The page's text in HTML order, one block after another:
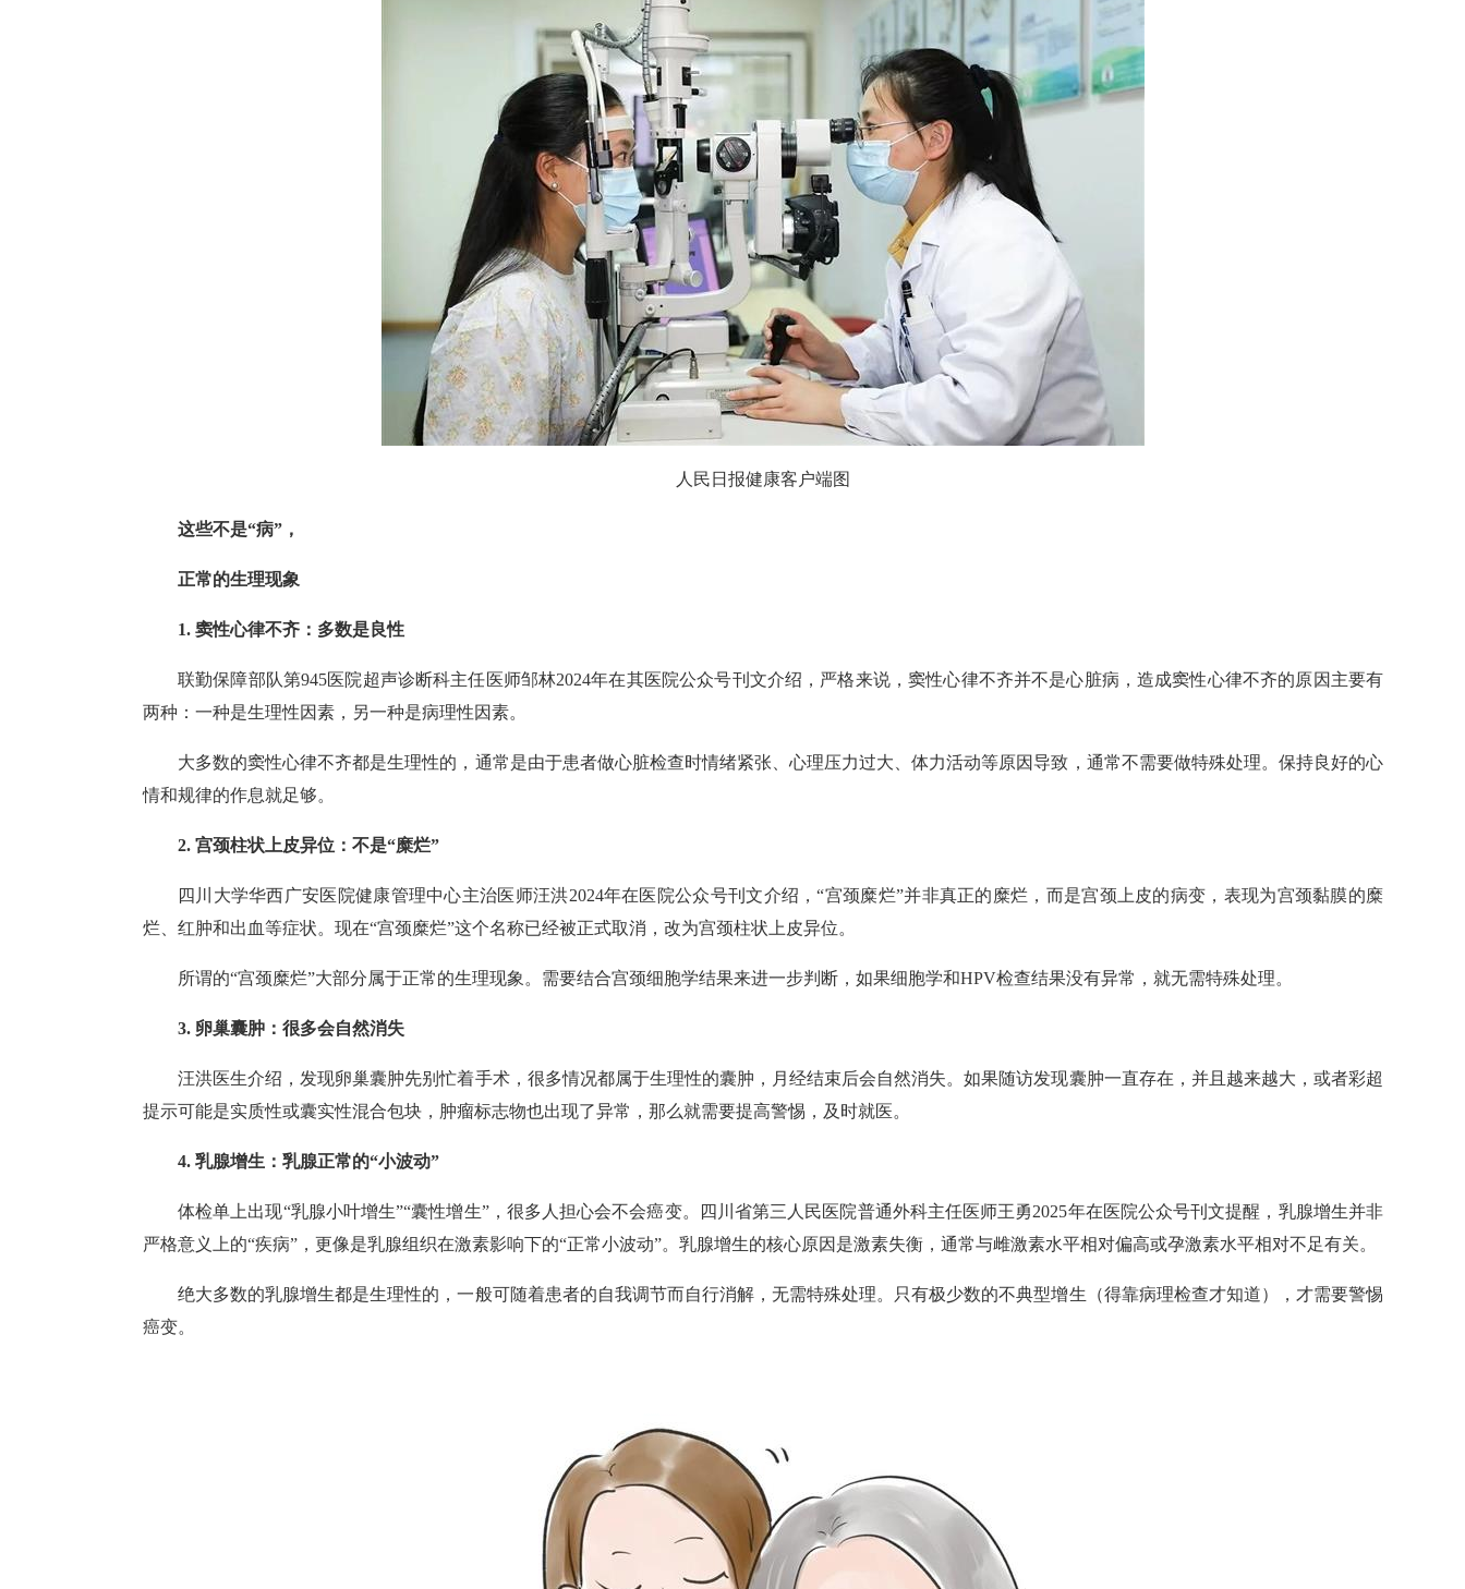
人民日报健康客户端图
这些不是“病”，
正常的生理现象
1. 窦性心律不齐：多数是良性
联勤保障部队第945医院超声诊断科主任医师邹林2024年在其医院公众号刊文介绍，严格来说，窦性心律不齐并不是心脏病，造成窦性心律不齐的原因主要有
两种：一种是生理性因素，另一种是病理性因素。
大多数的窦性心律不齐都是生理性的，通常是由于患者做心脏检查时情绪紧张、心理压力过大、体力活动等原因导致，通常不需要做特殊处理。保持良好的心
情和规律的作息就足够。
2. 宫颈柱状上皮异位：不是“糜烂”
四川大学华西广安医院健康管理中心主治医师汪洪2024年在医院公众号刊文介绍，“宫颈糜烂”并非真正的糜烂，而是宫颈上皮的病变，表现为宫颈黏膜的糜
烂、红肿和出血等症状。现在“宫颈糜烂”这个名称已经被正式取消，改为宫颈柱状上皮异位。
所谓的“宫颈糜烂”大部分属于正常的生理现象。需要结合宫颈细胞学结果来进一步判断，如果细胞学和HPV检查结果没有异常，就无需特殊处理。
3. 卵巢囊肿：很多会自然消失
汪洪医生介绍，发现卵巢囊肿先别忙着手术，很多情况都属于生理性的囊肿，月经结束后会自然消失。如果随访发现囊肿一直存在，并且越来越大，或者彩超
提示可能是实质性或囊实性混合包块，肿瘤标志物也出现了异常，那么就需要提高警惕，及时就医。
4. 乳腺增生：乳腺正常的“小波动”
体检单上出现“乳腺小叶增生”“囊性增生”，很多人担心会不会癌变。四川省第三人民医院普通外科主任医师王勇2025年在医院公众号刊文提醒，乳腺增生并非
严格意义上的“疾病”，更像是乳腺组织在激素影响下的“正常小波动”。乳腺增生的核心原因是激素失衡，通常与雌激素水平相对偏高或孕激素水平相对不足有关。
绝大多数的乳腺增生都是生理性的，一般可随着患者的自我调节而自行消解，无需特殊处理。只有极少数的不典型增生（得靠病理检查才知道），才需要警惕
癌变。